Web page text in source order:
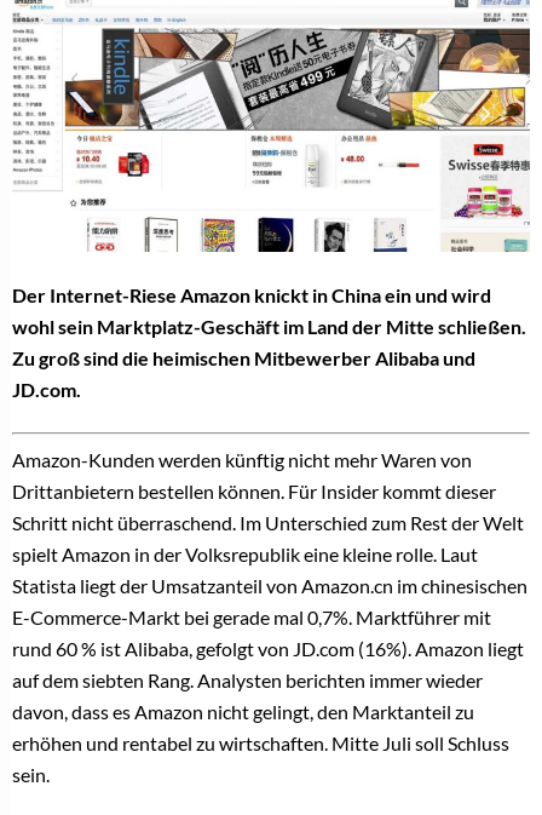
Der Internet-Riese Amazon knickt in China ein und wird
wohl sein Marktplatz-Geschäft im Land der Mitte schließen.
Zu groß sind die heimischen Mitbewerber Alibaba und
JD.com.
Amazon-Kunden werden künftig nicht mehr Waren von
Drittanbietern bestellen können. Für Insider kommt dieser
Schritt nicht überraschend. Im Unterschied zum Rest der Welt
spielt Amazon in der Volksrepublik eine kleine rolle. Laut
Statista liegt der Umsatzanteil von Amazon.cn im chinesischen
E-Commerce-Markt bei gerade mal 0,7%. Marktführer mit
rund 60 % ist Alibaba, gefolgt von JD.com (16%). Amazon liegt
auf dem siebten Rang. Analysten berichten immer wieder
davon, dass es Amazon nicht gelingt, den Marktanteil zu
erhöhen und rentabel zu wirtschaften. Mitte Juli soll Schluss
sein.